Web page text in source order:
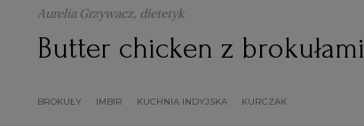
Aurelia Grzywacz, dietetyk
Butter chicken z brokułami
BROKUŁY IMBIR KUCHNIA INDYJSKA KURCZAK